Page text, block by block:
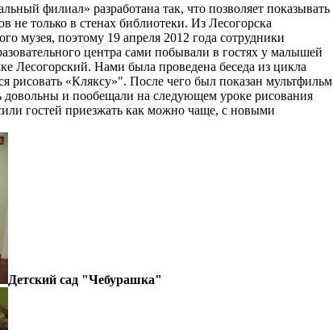
филиал» разработана так, что позволяет показывать
не только в стенах библиотеки. Из Лесогорска
музея, поэтому 19 апреля 2012 года сотрудники
центра сами побывали в гостях у малышей
Лесогорский. Нами была проведена беседа из цикла
«Кляксу»". После чего был показан мультфильм
и пообещали на следующем уроке рисования
гостей приезжать как можно чаще, с новыми
Детский сад "Чебурашка"